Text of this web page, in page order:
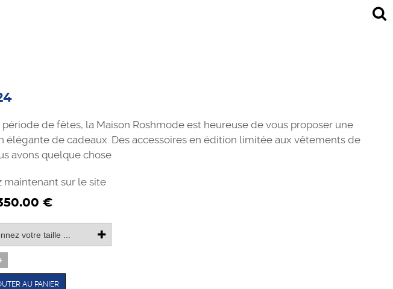
période de fêtes, la Maison Roshmode est heureuse de vous proposer une
élégante de cadeaux. Des accessoires en édition limitée aux vêtements de
avons quelque chose
maintenant sur le site
€
AU PANIER